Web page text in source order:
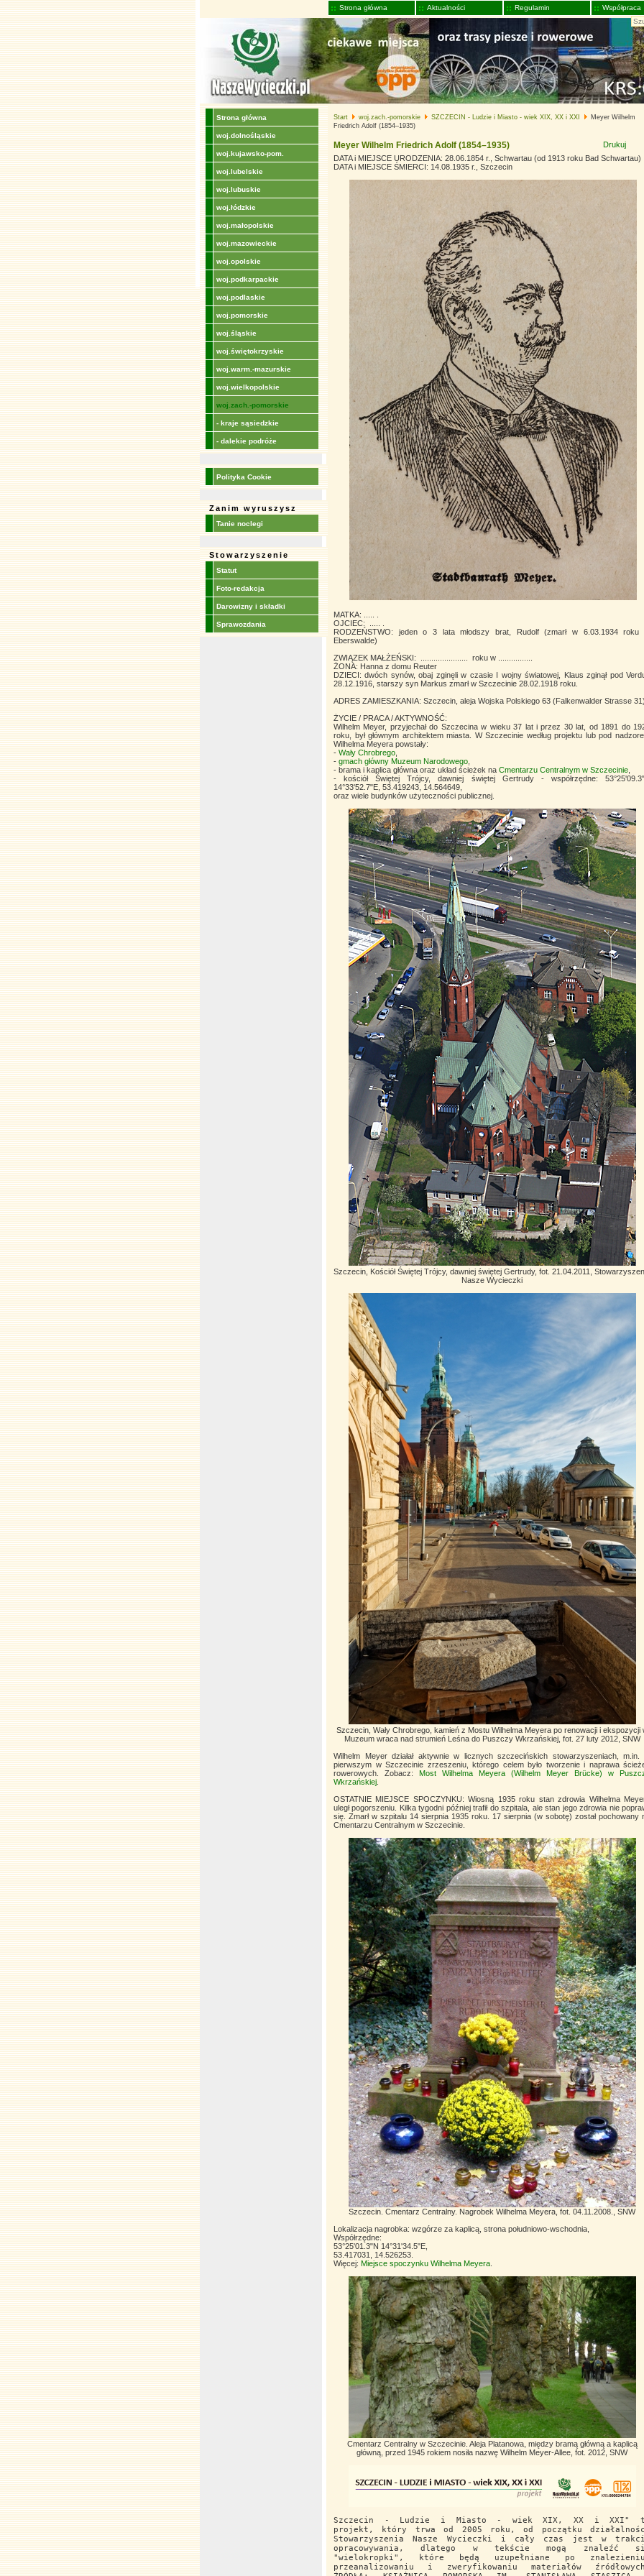
Strona główna Aktualności Regulamin Współpraca
Strona główna
woj.dolnośląskie
woj.kujawsko-pom.
woj.lubelskie
woj.lubuskie
woj.łódzkie
woj.małopolskie
woj.mazowieckie
woj.opolskie
woj.podkarpackie
woj.podlaskie
woj.pomorskie
woj.śląskie
woj.świętokrzyskie
woj.warm.-mazurskie
woj.wielkopolskie
woj.zach.-pomorskie
- kraje sąsiedzkie
- dalekie podróże
Polityka Cookie
Zanim wyruszysz
Tanie noclegi
Stowarzyszenie
Statut
Foto-redakcja
Darowizny i składki
Sprawozdania
Start woj.zach.-pomorskie SZCZECIN - Ludzie i Miasto - wiek XIX, XX i XXI
Meyer Wilhelm
Friedrich Adolf (1854–1935)
Meyer Wilhelm Friedrich Adolf (1854–1935)
Drukuj
DATA i MIEJSCE URODZENIA: 28.06.1854 r., Schwartau (od 1913 roku Bad Schwartau)
DATA i MIEJSCE ŚMIERCI: 14.08.1935 r., Szczecin
MATKA: ..... .
OJCIEC: ..... .
RODZEŃSTWO: jeden o 3 lata młodszy brat, Rudolf (zmarł w 6.03.1934 roku
Eberswalde)
ZWIĄZEK MAŁŻEŃSKI: ...................... roku w ................
ŻONA: Hanna z domu Reuter
DZIECI: dwóch synów, obaj zginęli w czasie I wojny światowej, Klaus zginął pod
28.12.1916, starszy syn Markus zmarł w Szczecinie 28.02.1918 roku.
ADRES ZAMIESZKANIA: Szczecin, aleja Wojska Polskiego 63 (Falkenwalder Strasse
ŻYCIE / PRACA / AKTYWNOŚĆ:
Wilhelm Meyer, przyjechał do Szczecina w wieku 37 lat i przez 30 lat, od 1891 do
roku, był głównym architektem miasta. W Szczecinie według projektu lub pod
Wilhelma Meyera powstały:
- Wały Chrobrego
- gmach główny Muzeum Narodowego
- brama i kaplica główna oraz układ ścieżek na Cmentarzu Centralnym w Szczecinie
- kościół Świętej Trójcy, dawniej świętej Gertrudy - współrzędne:
14°33'52.7"E, 53.419243, 14.564649,
oraz wiele budynków użyteczności publicznej.
Szczecin, Kościół Świętej Trójcy, dawniej świętej Gertrudy, fot. 21.04.2011,
Nasze Wycieczki
Szczecin, Wały Chrobrego, kamień z Mostu Wilhelma Meyera po renowacji i ekspozycji
Muzeum wraca nad strumień Leśna do Puszczy Wkrzańskiej, fot. 27 luty 2012, SNW
Wilhelm Meyer działał aktywnie w licznych szczecińskich stowarzyszeniach, m.in.
pierwszym w Szczecinie zrzeszeniu, którego celem było tworzenie i naprawa
rowerowych. Zobacz: Most Wilhelma Meyera (Wilhelm Meyer Brücke) w
Wkrzańskiej
OSTATNIE MIEJSCE SPOCZYNKU: Wiosną 1935 roku stan zdrowia Wilhelma
uległ pogorszeniu. Kilka tygodni później trafił do szpitala, ale stan jego zdrowia nie
się. Zmarł w szpitalu 14 sierpnia 1935 roku. 17 sierpnia (w sobotę) został pochowany
Cmentarzu Centralnym w Szczecinie.
Szczecin. Cmentarz Centralny. Nagrobek Wilhelma Meyera, fot. 04.11.2008., SNW
Lokalizacja nagrobka: wzgórze za kaplicą, strona południowo-wschodnia,
Współrzędne:
53°25'01.3"N 14°31'34.5"E,
53.417031, 14.526253.
Więcej: Miejsce spoczynku Wilhelma Meyera
Cmentarz Centralny w Szczecinie. Aleja Platanowa, między bramą główną a kaplicą
główną, przed 1945 rokiem nosiła nazwę Wilhelm Meyer-Allee, fot. 2012, SNW
Szczecin - Ludzie i Miasto - wiek XIX, XX i XXI"
projekt, który trwa od 2005 roku, od początku
Stowarzyszenia Nasze Wycieczki i cały czas jest w
opracowywania, dlatego w tekście mogą znaleźć
"wielokropki", które będą uzupełniane po
przeanalizowaniu i zweryfikowaniu materiałów